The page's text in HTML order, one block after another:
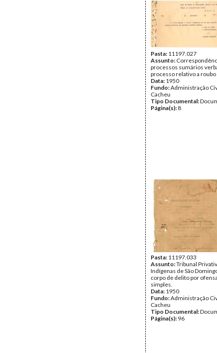
Pasta: 11197.027
Assunto:
processos sumários
processo relativo a roubo
Data: 1950
Fundo:Administração
Cacheu
Tipo Documental:
Página(s): 8
Pasta: 11197.033
Assunto:Tribunal
Indígenas de São
corpo de delito por
simples.
Data: 1950
Fundo:Administração
Cacheu
Tipo Documental:
Página(s): 96